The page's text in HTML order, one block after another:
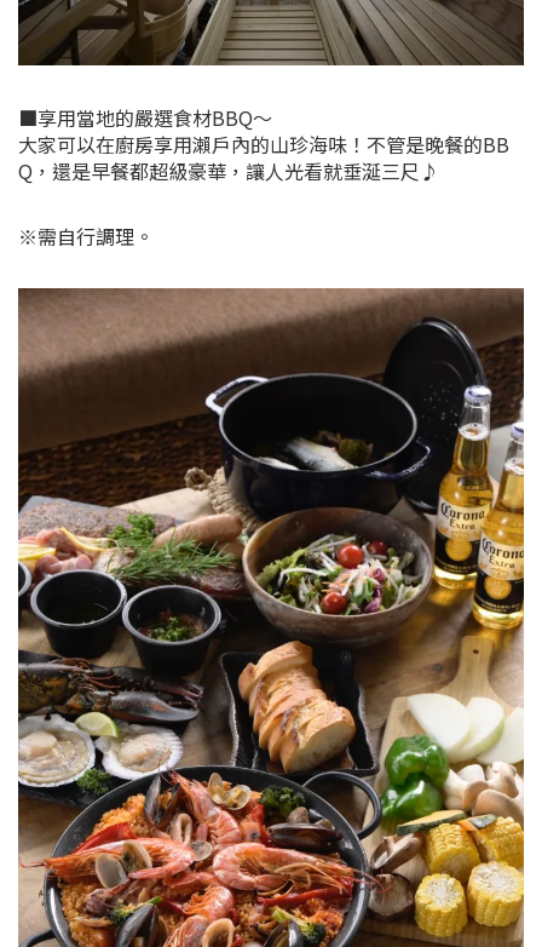
■享用當地的嚴選食材BBQ～
大家可以在廚房享用瀨戶內的山珍海味！不管是晚餐的BB
Q，還是早餐都超級豪華，讓人光看就垂涎三尺♪
※需自行調理。